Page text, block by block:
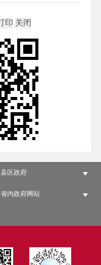
县区政府
省内政府网站